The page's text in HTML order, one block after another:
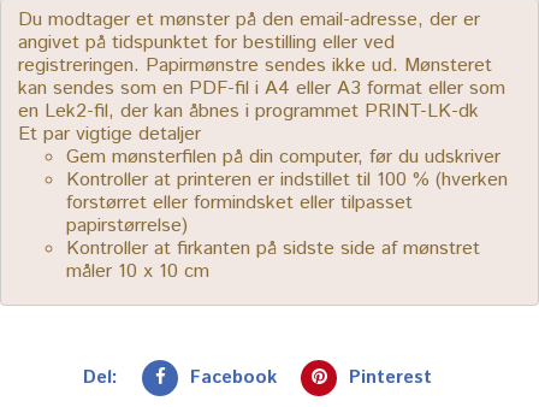
Du modtager et mønster på den email-adresse, der er
angivet på tidspunktet for bestilling eller ved
registreringen. Papirmønstre sendes ikke ud. Mønsteret
kan sendes som en PDF-fil i A4 eller A3 format eller som
en Lek2-fil, der kan åbnes i programmet PRINT-LK-dk
Et par vigtige detaljer
Gem mønsterfilen på din computer, før du udskriver
Kontroller at printeren er indstillet til 100 % (hverken
forstørret eller formindsket eller tilpasset
papirstørrelse)
Kontroller at firkanten på sidste side af mønstret
måler 10 x 10 cm
Del: Facebook Pinterest